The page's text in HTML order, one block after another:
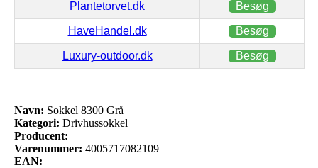
Plantetorvet.dk Besøg
HaveHandel.dk Besøg
Luxury-outdoor.dk Besøg
Navn: Sokkel 8300 Grå
Kategori: Drivhussokkel
Producent:
Varenummer: 4005717082109
EAN: